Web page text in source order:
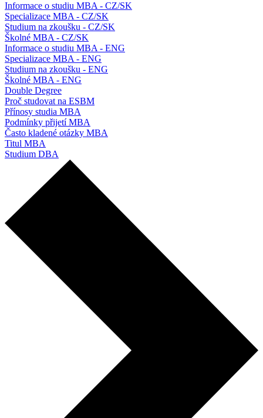
Informace o studiu MBA - CZ/SK
Specializace MBA - CZ/SK
Studium na zkoušku - CZ/SK
Školné MBA - CZ/SK
Informace o studiu MBA - ENG
Specializace MBA - ENG
Studium na zkoušku - ENG
Školné MBA - ENG
Double Degree
Proč studovat na ESBM
Přínosy studia MBA
Podmínky přijetí MBA
Často kladené otázky MBA
Titul MBA
Studium DBA